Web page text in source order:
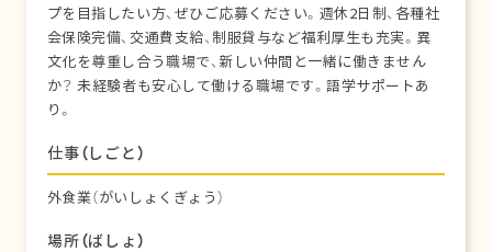
プを目指したい方、ぜひご応募ください。週休2日制、各種社
会保険完備、交通費支給、制服貸与など福利厚生も充実。異
文化を尊重し合う職場で、新しい仲間と一緒に働きません
か？ 未経験者も安心して働ける職場です。語学サポートあ
り。
仕事（しごと）
外食業（がいしょくぎょう）
場所（ばしょ）